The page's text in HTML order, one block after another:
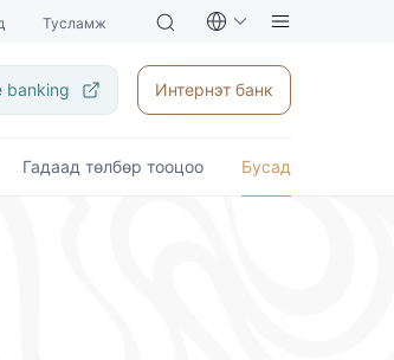
Тусламж
banking Интернэт банк
Гадаад төлбөр тооцоо Бусад